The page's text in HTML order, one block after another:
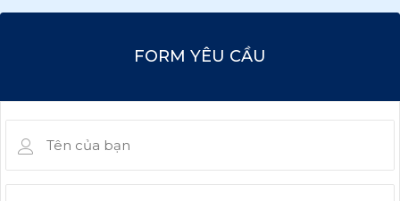
FORM YÊU CẦU